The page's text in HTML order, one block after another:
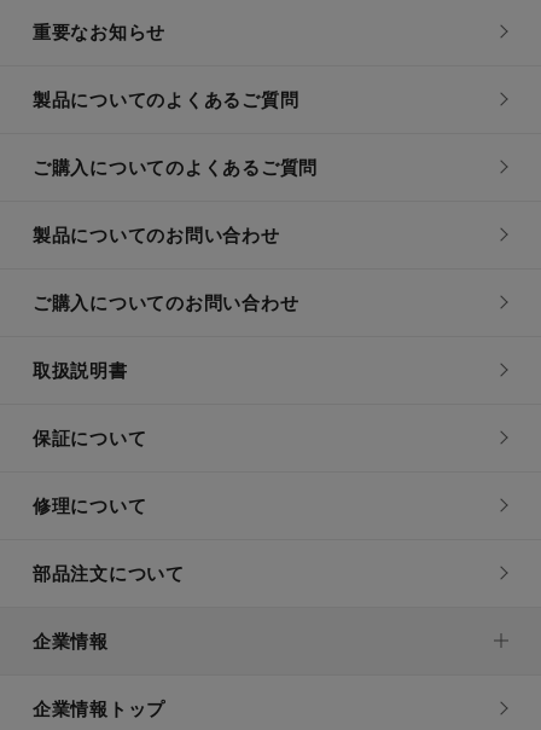
重要なお知らせ
製品についてのよくあるご質問
ご購入についてのよくあるご質問
製品についてのお問い合わせ
ご購入についてのお問い合わせ
取扱説明書
保証について
修理について
部品注文について
企業情報
企業情報トップ